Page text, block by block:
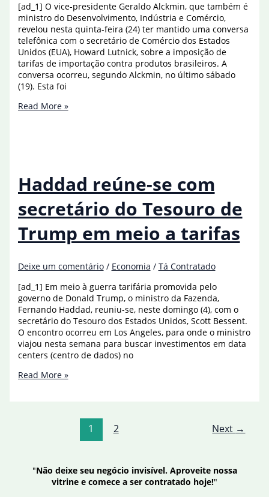
[ad_1] O vice-presidente Geraldo Alckmin, que também é
ministro do Desenvolvimento, Indústria e Comércio,
revelou nesta quinta-feira (24) ter mantido uma conversa
telefônica com o secretário de Comércio dos Estados
Unidos (EUA), Howard Lutnick, sobre a imposição de
tarifas de importação contra produtos brasileiros. A
conversa ocorreu, segundo Alckmin, no último sábado
(19). Esta foi
Alckmin
EUA
sobre
tarifaço
Read More »
Haddad reúne-se com
secretário do Tesouro de
Trump em meio a tarifas
Deixe um comentário / Economia / Tá Contratado
[ad_1] Em meio à guerra tarifária promovida pelo
governo de Donald Trump, o ministro da Fazenda,
Fernando Haddad, reuniu-se, neste domingo (4), com o
secretário do Tesouro dos Estados Unidos, Scott Bessent.
O encontro ocorreu em Los Angeles, para onde o ministro
viajou nesta semana para buscar investimentos em data
centers (centro de dados) no
Haddad
Trump
Read More »
1 2 Next →
"Não deixe seu negócio invisível. Aproveite nossa
vitrine e comece a ser contratado hoje!"